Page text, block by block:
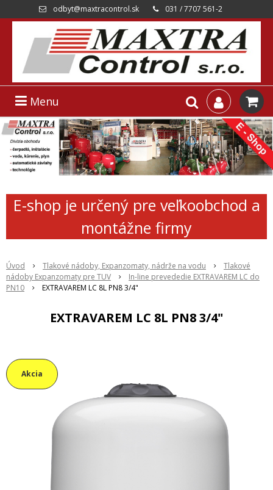
odbyt@maxtracontrol.sk 031 / 7707 561-2
Menu
E-shop je určený pre veľkoobchod a
montážne firmy
Úvod Tlakové nádoby, Expanzomaty, nádrže na vodu
Tlakové
nádoby Expanzomaty pre TUV
In-line prevededie EXTRAVAREM LC do
PN10
EXTRAVAREM LC 8L PN8 3/4"
EXTRAVAREM LC 8L PN8 3/4"
Akcia